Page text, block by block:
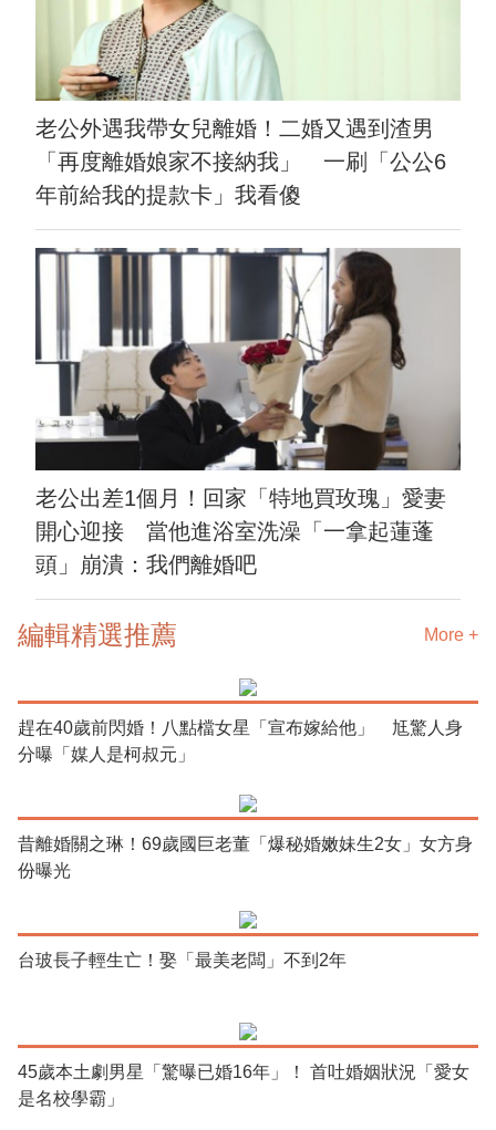
老公外遇我帶女兒離婚！二婚又遇到渣男
「再度離婚娘家不接納我」 一刷「公公6
年前給我的提款卡」我看傻
老公出差1個月！回家「特地買玫瑰」愛妻
開心迎接 當他進浴室洗澡「一拿起蓮蓬
頭」崩潰：我們離婚吧
編輯精選推薦 More +
趕在40歲前閃婚！八點檔女星「宣布嫁給他」 尪驚人身
分曝「媒人是柯叔元」
昔離婚關之琳！69歲國巨老董「爆秘婚嫩妹生2女」女方身
份曝光
台玻長子輕生亡！娶「最美老闆」不到2年
45歲本土劇男星「驚曝已婚16年」！ 首吐婚姻狀況「愛女
是名校學霸」